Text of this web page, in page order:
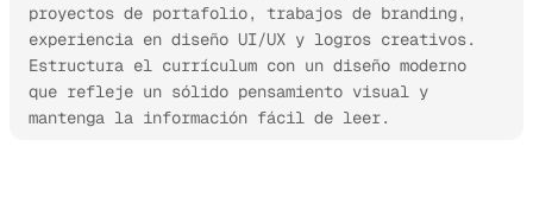
proyectos de portafolio, trabajos de branding,
experiencia en diseño UI/UX y logros creativos.
Estructura el currículum con un diseño moderno
que refleje un sólido pensamiento visual y
mantenga la información fácil de leer.